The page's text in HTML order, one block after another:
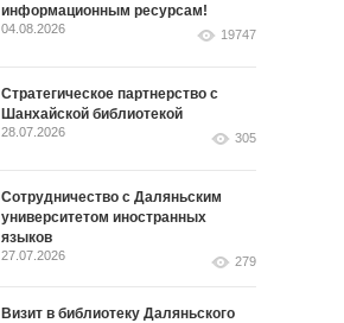
информационным ресурсам!
04.08.2026 19747
Стратегическое партнерство с
Шанхайской библиотекой
28.07.2026 305
Сотрудничество с Даляньским
университетом иностранных
языков
27.07.2026 279
Визит в библиотеку Даляньского